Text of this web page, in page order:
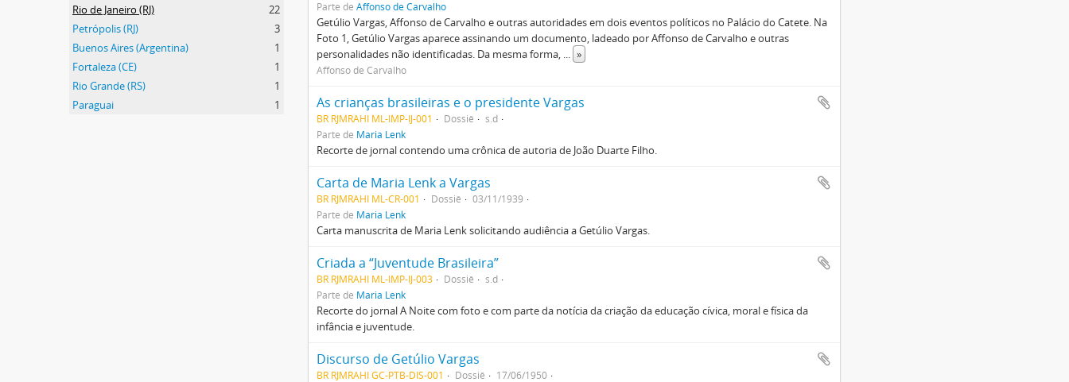
Rio de Janeiro (RJ)
22
Petrópolis (RJ)
3
Buenos Aires (Argentina)
1
Fortaleza (CE)
1
Rio Grande (RS)
1
Paraguai
1
Parte de Affonso de Carvalho
Getúlio Vargas, Affonso de Carvalho e outras autoridades em dois eventos políticos no Palácio do Catete. Na
Foto 1, Getúlio Vargas aparece assinando um documento, ladeado por Affonso de Carvalho e outras
personalidades não identificadas. Da mesma forma, ... »
Affonso de Carvalho
As crianças brasileiras e o presidente Vargas
BR RJMRAHI ML-IMP-IJ-001 Dossiê
s.d
Parte de Maria Lenk
Recorte de jornal contendo uma crônica de autoria de João Duarte Filho.
Carta de Maria Lenk a Vargas
BR RJMRAHI ML-CR-001 Dossiê
03/11/1939
Parte de Maria Lenk
Carta manuscrita de Maria Lenk solicitando audiência a Getúlio Vargas.
Criada a “Juventude Brasileira”
BR RJMRAHI ML-IMP-IJ-003 Dossiê
s.d
Parte de Maria Lenk
Recorte do jornal A Noite com foto e com parte da notícia da criação da educação cívica, moral e física da
infância e juventude.
Discurso de Getúlio Vargas
BR RJMRAHI GC-PTB-DIS-001 Dossiê
17/06/1950